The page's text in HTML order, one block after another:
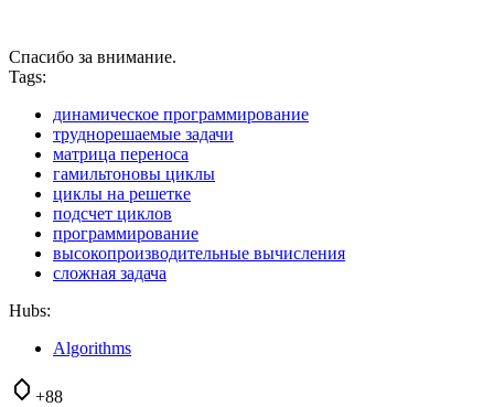
Спасибо за внимание.
Tags:
динамическое программирование
труднорешаемые задачи
матрица переноса
гамильтоновы циклы
циклы на решетке
подсчет циклов
программирование
высокопроизводительные вычисления
сложная задача
Hubs:
Algorithms
+88